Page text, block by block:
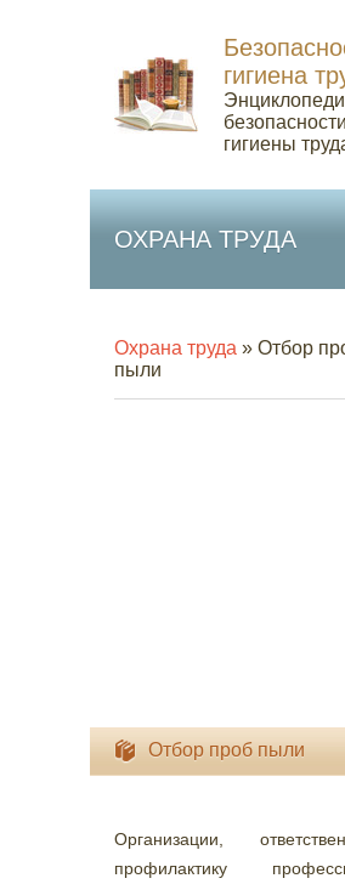
гигиена
гигиены
ОХРАНА ТРУДА
Охрана труда » Отбор
пыли
Отбор проб пыли
Организации,
профилактику